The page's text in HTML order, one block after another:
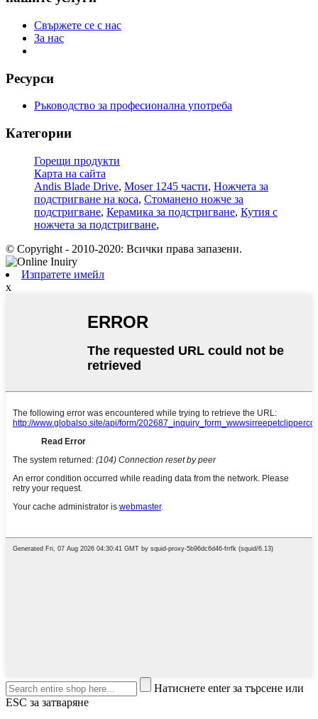
Свържете се с нас
За нас
Ресурси
Ръководство за професионална употреба
Категории
Горещи продукти
Карта на сайта
Andis Blade Drive, Moser 1245 части, Ножчета за
подстригване на коса, Стоманено ножче за
подстригване, Керамика за подстригване, Кутия с
ножчета за подстригване,
© Copyright - 2010-2020: Всички права запазени.
Изпратете имейл
x
Натиснете enter за търсене или
ESC за затваряне